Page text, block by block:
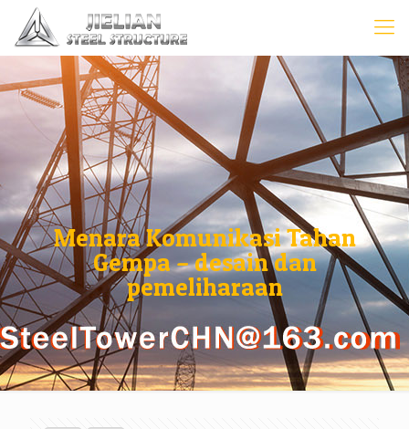
Menara Komunikasi Tahan
Gempa – desain dan
pemeliharaan